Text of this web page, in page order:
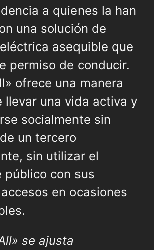
a quienes la han
una solución de
asequible que
permiso de conducir.
ofrece una manera
llevar una vida activa y
socialmente sin
un tercero
sin utilizar el
con sus
en ocasiones
se ajusta